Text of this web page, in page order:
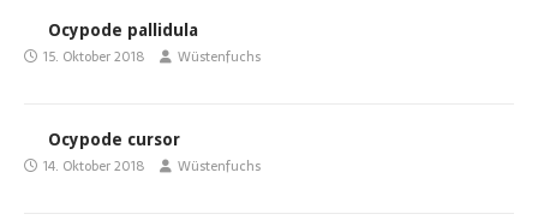
Ocypode pallidula
15. Oktober 2018 Wüstenfuchs
Ocypode cursor
14. Oktober 2018 Wüstenfuchs